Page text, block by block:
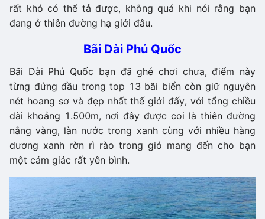
rất khó có thể tả được, không quá khi nói rằng bạn
đang ở thiên đường hạ giới đâu.
Bãi Dài Phú Quốc
Bãi Dài Phú Quốc bạn đã ghé chơi chưa, điểm này
từng đứng đầu trong top 13 bãi biển còn giữ nguyên
nét hoang sơ và đẹp nhất thế giới đấy, với tổng chiều
dài khoảng 1.500m, nơi đây được coi là thiên đường
nắng vàng, làn nước trong xanh cùng với nhiều hàng
dương xanh rờn rì rào trong gió mang đến cho bạn
một cảm giác rất yên bình.